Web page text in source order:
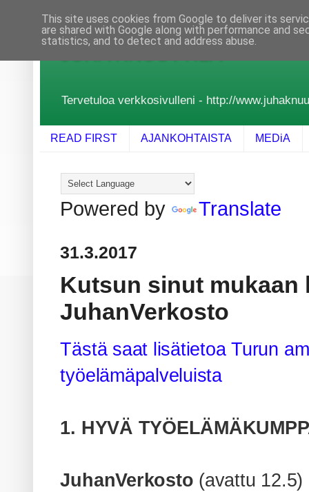
JUHA KNUUTTILA
Tervetuloa verkkosivulleni - http://
READ FIRST AJANKOHTAISTA MEDiA
Powered by Translate
31.3.2017
Kutsun sinut mukaan
JuhanVerkosto
Tästä saat lisätietoa Turun
työelämäpalveluista
1. HYVÄ
JuhanVerkosto (avattu
This site uses cookies from Google to deliver its
are shared with Google along with performance and
statistics, and to detect and address abuse.